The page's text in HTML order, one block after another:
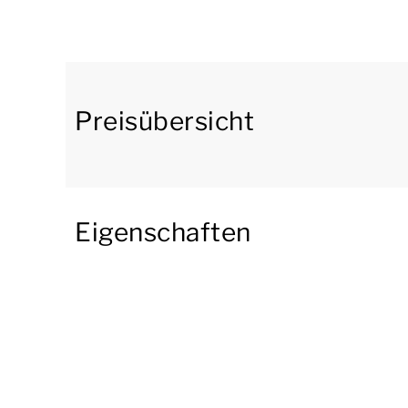
In der ersten Etage gibt es 1 Schlafzimmer
Gartenmöbeln, einem Loungesofa, einer
Preisübersicht
Eigenschaften